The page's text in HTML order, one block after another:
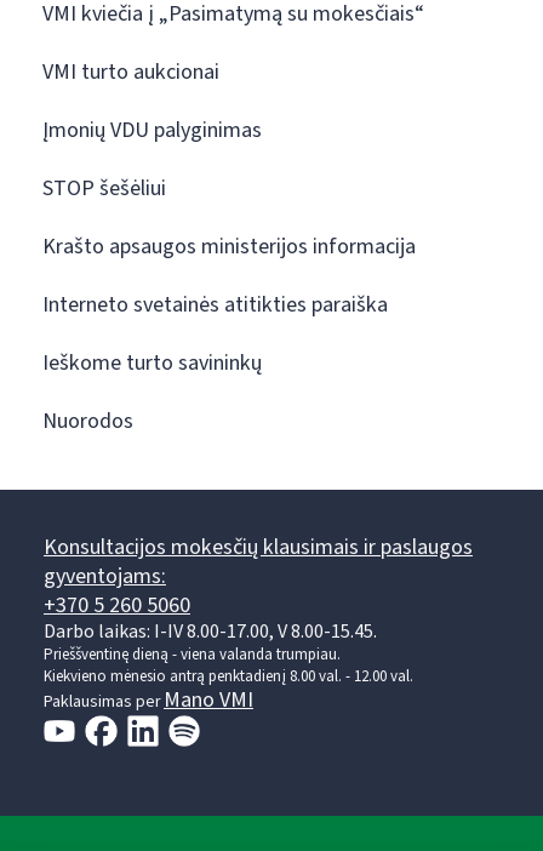
VMI kviečia į „Pasimatymą su mokesčiais“
VMI turto aukcionai
Įmonių VDU palyginimas
STOP šešėliui
Krašto apsaugos ministerijos informacija
Interneto svetainės atitikties paraiška
Ieškome turto savininkų
Nuorodos
Konsultacijos mokesčių klausimais ir paslaugos
gyventojams:
+370 5 260 5060
Darbo laikas: I-IV 8.00-17.00, V 8.00-15.45.
Prieššventinę dieną - viena valanda trumpiau.
Kiekvieno mėnesio antrą penktadienį 8.00 val. - 12.00 val.
Paklausimas per Mano VMI